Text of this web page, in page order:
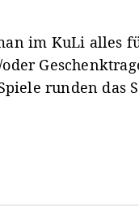
im KuLi alles
runden das